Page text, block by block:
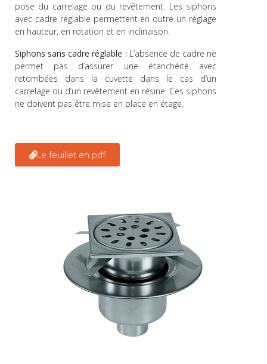
pose du carrelage ou du revêtement. Les siphons
avec cadre réglable permettent en outre un réglage
en hauteur, en rotation et en inclinaison.
Siphons sans cadre réglable : L’absence de cadre ne
permet pas d’assurer une étanchéité avec
retombées dans la cuvette dans le cas d’un
carrelage ou d’un revêtement en résine. Ces siphons
ne doivent pas être mise en place en étage.
Le feuillet en pdf